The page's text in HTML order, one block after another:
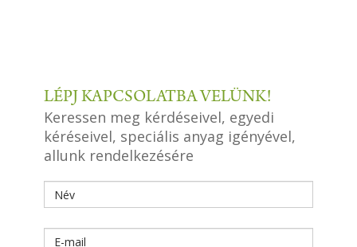
LÉPJ KAPCSOLATBA VELÜNK!
Keressen meg kérdéseivel, egyedi
kéréseivel, speciális anyag igényével,
allunk rendelkezésére